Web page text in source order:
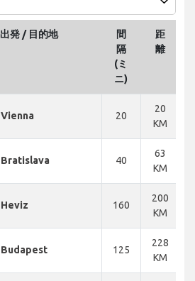
出発 / 目的地
間
隔
(ミ
ニ)
距
離
Vienna 20
20
KM
Bratislava 40
63
KM
Heviz 160
200
KM
Budapest 125
228
KM